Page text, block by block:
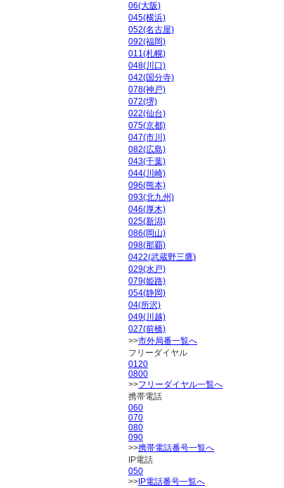
06(大阪)
045(横浜)
052(名古屋)
092(福岡)
011(札幌)
048(川口)
042(国分寺)
078(神戸)
072(堺)
022(仙台)
075(京都)
047(市川)
082(広島)
043(千葉)
044(川崎)
096(熊本)
093(北九州)
046(厚木)
025(新潟)
086(岡山)
098(那覇)
0422(武蔵野三鷹)
029(水戸)
079(姫路)
054(静岡)
04(所沢)
049(川越)
027(前橋)
>>市外局番一覧へ
フリーダイヤル
0120
0800
>>フリーダイヤル一覧へ
携帯電話
060
070
080
090
>>携帯電話番号一覧へ
IP電話
050
>> IP電話番号一覧へ